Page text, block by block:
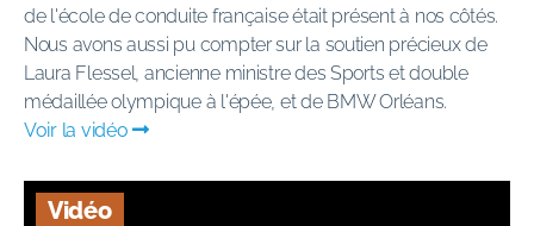
de l'école de conduite française était présent à nos côtés.
Nous avons aussi pu compter sur la soutien précieux de
Laura Flessel, ancienne ministre des Sports et double
médaillée olympique à l'épée, et de BMW Orléans.
Voir la vidéo
Vidéo